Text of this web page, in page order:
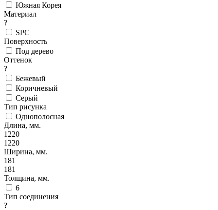
Южная Корея
Материал
?
SPC
Поверхность
Под дерево
Оттенок
?
Бежевый
Коричневый
Серый
Тип рисунка
Однополосная
Длина, мм.
1220
1220
Ширина, мм.
181
181
Толщина, мм.
6
Тип соединения
?